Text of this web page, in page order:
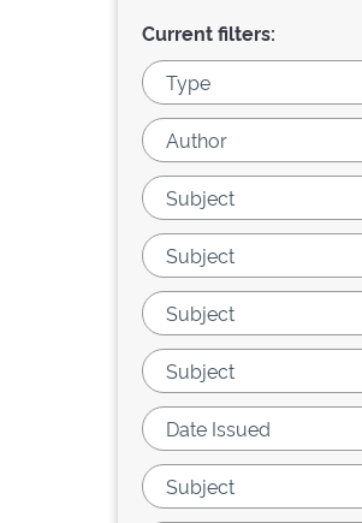
Current filters: